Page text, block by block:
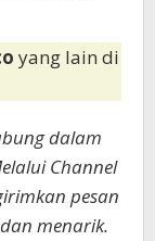
yang lain di
dalam
Channel
pesan
menarik.